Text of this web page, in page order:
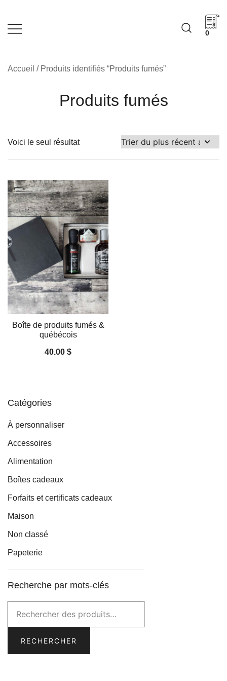
content
0
Accueil / Produits identifiés “Produits fumés”
Produits fumés
Voici le seul résultat
Boîte de produits fumés &
québécois
40.00 $
Catégories
À personnaliser
Accessoires
Alimentation
Boîtes cadeaux
Forfaits et certificats cadeaux
Maison
Non classé
Papeterie
Recherche par mots-clés
RECHERCHER